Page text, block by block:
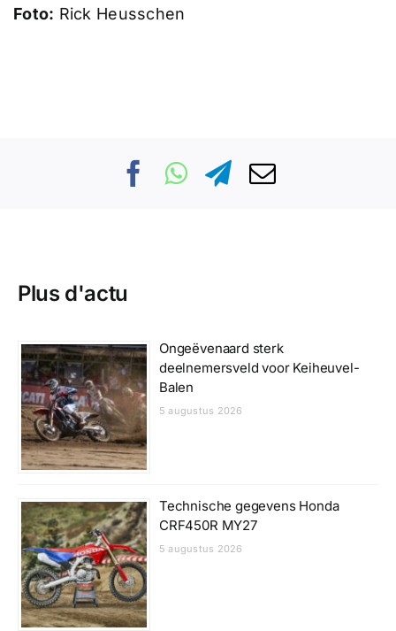
Foto: Rick Heusschen
Plus d'actu
Ongeëvenaard sterk
deelnemersveld voor Keiheuvel-
Balen
5 augustus 2026
Technische gegevens Honda
CRF450R MY27
5 augustus 2026